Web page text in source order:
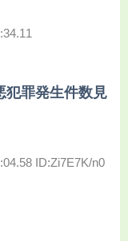
犯罪発生件数見
ID:Zi7E7K/n0